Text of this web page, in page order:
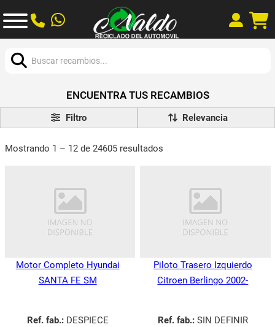
ENCUENTRA TUS RECAMBIOS
Filtro
Mostrando 1 – 12 de 24605 resultados
Motor Completo Hyundai
SANTA FE SM
Ref. fab.:DESPIECE
Piloto Trasero Izquierdo
Citroen Berlingo 2002-
Ref. fab.:SIN DEFINIR